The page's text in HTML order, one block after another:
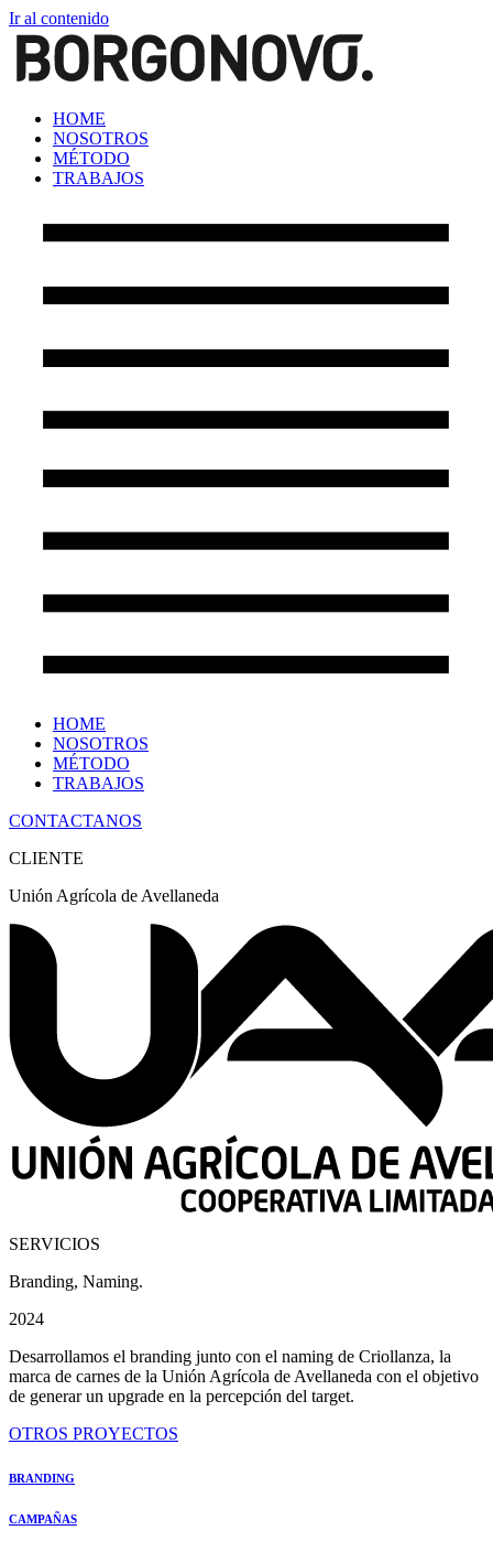
Ir al contenido
HOME
NOSOTROS
MÉTODO
TRABAJOS
HOME
NOSOTROS
MÉTODO
TRABAJOS
CONTACTANOS
CLIENTE
Unión Agrícola de Avellaneda
SERVICIOS
Branding, Naming.
2024
Desarrollamos el branding junto con el naming de Criollanza, la
marca de carnes de la Unión Agrícola de Avellaneda con el objetivo
de generar un upgrade en la percepción del target.
OTROS PROYECTOS
BRANDING
CAMPAÑAS